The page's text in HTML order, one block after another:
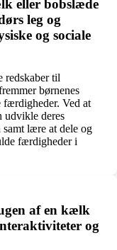
eller bobslæde
leg og
og sociale
redskaber til
børnenes
færdigheder. Ved at
udvikle deres
lære at dele og
færdigheder i
af en kælk
og